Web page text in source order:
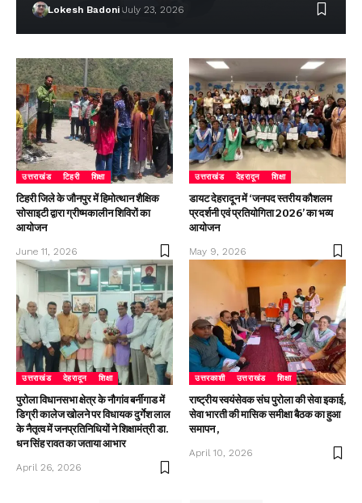
Lokesh Badoni July 23, 2026
उत्तराखंड टिहरी शिक्षा
टिहरी जिले के जौनपुर में हिमोत्थान शैक्षिक
सोसाइटी द्वारा ग्रीष्मकालीन शिविरों का
आयोजन
June 11, 2026
उत्तराखंड देहरादून शिक्षा
डायट देहरादून में ‘जनपद स्तरीय कौशलम
प्रदर्शनी एवं प्रतियोगिता 2026’ का भव्य
आयोजन
May 9, 2026
उत्तराखंड देहरादून शिक्षा
पुरोला विधानसभा क्षेत्र के नौगांव बर्नीगाड में
डिग्री कालेज खोलने पर विधायक दुर्गेश लाल
के नैतृत्व में जनप्रतिनिधियों ने शिक्षामंत्री डा.
धन सिंह रावत का जताया आभार
April 26, 2026
उत्तरकाशी उत्तराखंड शिक्षा
राष्ट्रीय स्वयंसेवक संघ पुरोला की सेवा इकाई,
सेवा भारती की मासिक समीक्षा बैठक का हुआ
समापन ,
April 10, 2026